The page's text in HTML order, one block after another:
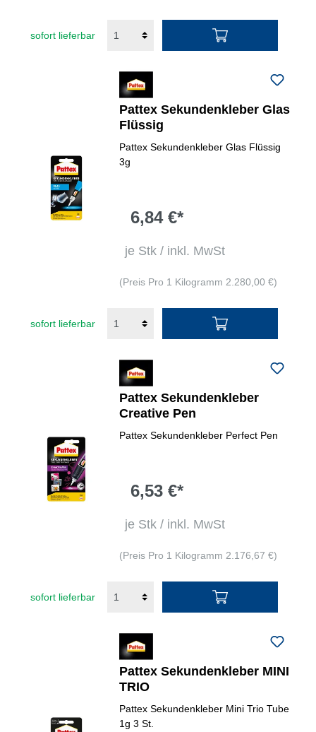
sofort lieferbar
Pattex Sekundenkleber Glas
Flüssig
Pattex Sekundenkleber Glas Flüssig
3g
6,84 €*
je Stk / inkl. MwSt
(Preis Pro 1 Kilogramm 2.280,00 €)
sofort lieferbar
Pattex Sekundenkleber
Creative Pen
Pattex Sekundenkleber Perfect Pen
6,53 €*
je Stk / inkl. MwSt
(Preis Pro 1 Kilogramm 2.176,67 €)
sofort lieferbar
Pattex Sekundenkleber MINI
TRIO
Pattex Sekundenkleber Mini Trio Tube
1g 3 St.